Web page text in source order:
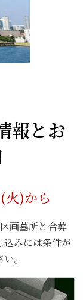
報とお
火)から
画墓所と合葬
込みには条件が
。